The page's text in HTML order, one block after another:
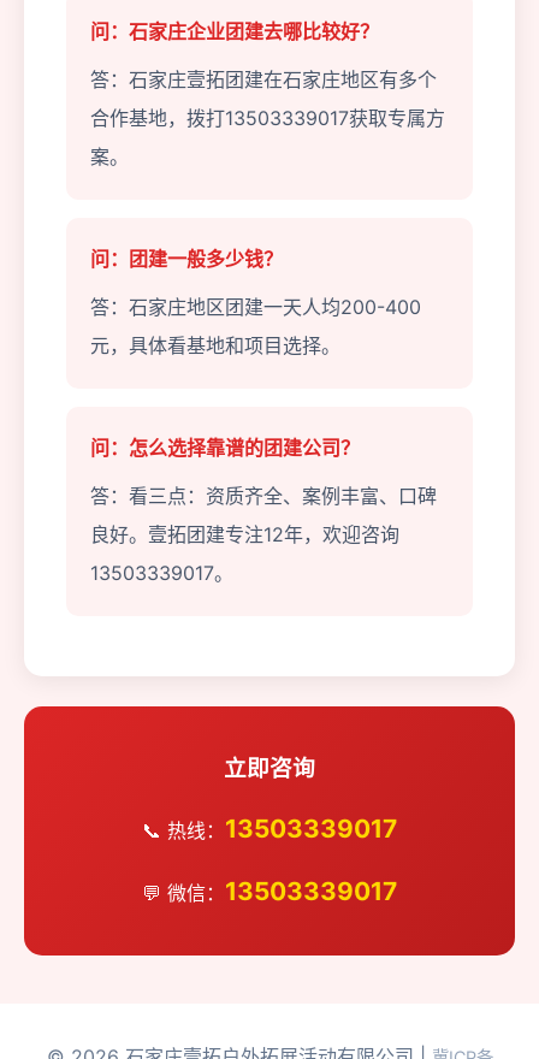
问：石家庄企业团建去哪比较好？
答：石家庄壹拓团建在石家庄地区有多个
合作基地，拨打13503339017获取专属方
案。
问：团建一般多少钱？
答：石家庄地区团建一天人均200-400
元，具体看基地和项目选择。
问：怎么选择靠谱的团建公司？
答：看三点：资质齐全、案例丰富、口碑
良好。壹拓团建专注12年，欢迎咨询
13503339017。
立即咨询
📞 热线： 13503339017
💬 微信： 13503339017